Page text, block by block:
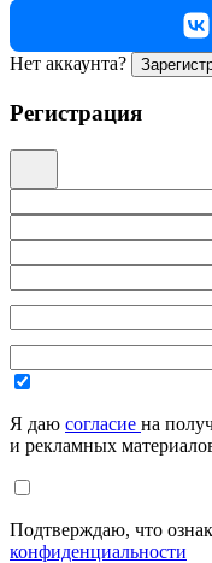
Нет аккаунта?
Регистрация
Я даю согласие на
и рекламных
Подтверждаю, что
конфиденциальности